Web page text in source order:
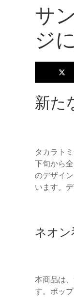
サ
ジ
新た
タカラト
下旬から
のデザイ
います。
ネオ
本商品は
す。ポッ